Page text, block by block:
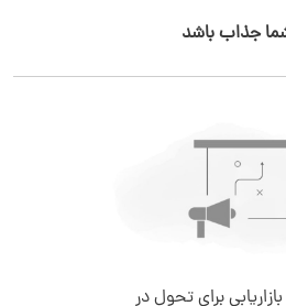
جذاب باشد
بازاریابی برای تحول در